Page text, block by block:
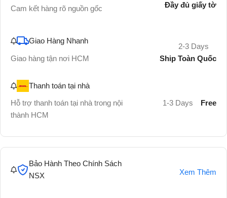
Cam kết hàng rõ nguồn gốc
Đầy đủ giấy tờ
Giao Hàng Nhanh
Giao hàng tận nơi HCM
2-3 Days
Ship Toàn Quốc
Thanh toán tại nhà
Hỗ trợ thanh toán tại nhà trong nội
thành HCM
1-3 Days Free
Bảo Hành Theo Chính Sách
NSX
Xem Thêm